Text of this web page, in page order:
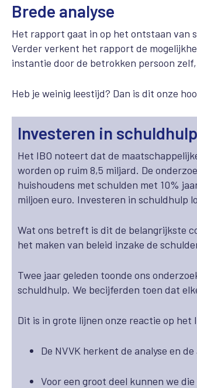
Brede analyse
Het rapport gaat in op het ontstaan van
Verder verkent het rapport de
instantie door de betrokken persoon
Heb je weinig leestijd? Dan is dit onze
Investeren in
Het IBO noteert dat de
worden op ruim 8,5 miljard. De
huishoudens met schulden met 10%
miljoen euro. Investeren in schuldhulp
Wat ons betreft is dit de belangrijkste
het maken van beleid inzake de
Twee jaar geleden toonde ons
schuldhulp. We becijferden toen dat
Dit is in grote lijnen onze reactie op het
De NVVK herkent de analyse en
Voor een groot deel kunnen we